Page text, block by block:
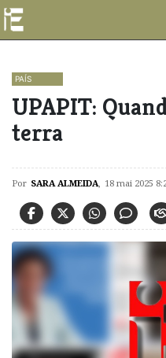
PAÍS
UPAPIT:
terra
Por SARA ALMEIDA, 18 mai 2025